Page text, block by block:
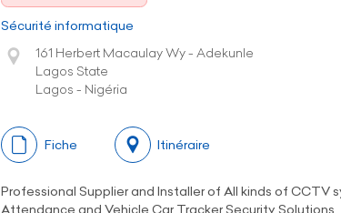
Sécurité informatique
161 Herbert Macaulay Wy - Adekunle
Lagos State
Lagos - Nigéria
Fiche Itinéraire
Professional Supplier and Installer of All kinds of
Attendance and Vehicle Car Tracker Security Solutions.